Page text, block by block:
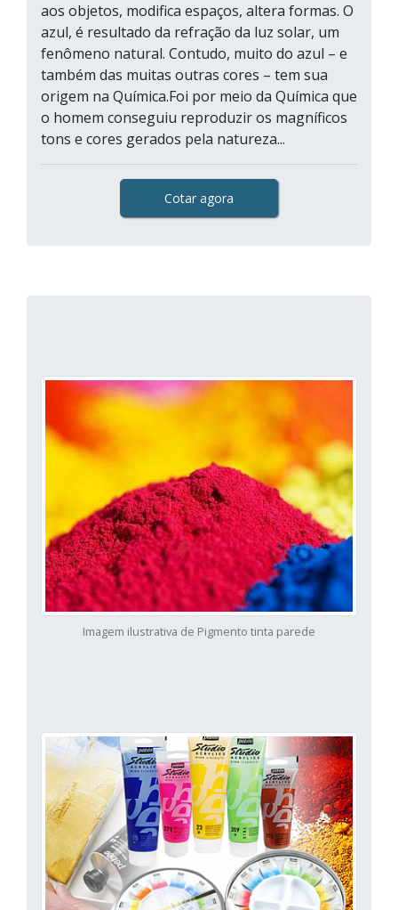
aos objetos, modifica espaços, altera formas. O
azul, é resultado da refração da luz solar, um
fenômeno natural. Contudo, muito do azul – e
também das muitas outras cores – tem sua
origem na Química.Foi por meio da Química que
o homem conseguiu reproduzir os magníficos
tons e cores gerados pela natureza...
Cotar agora
Imagem ilustrativa de Pigmento tinta parede